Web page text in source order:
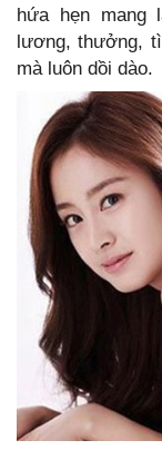
hứa hẹn mang
lương, thưởng,
mà luôn dồi dào.